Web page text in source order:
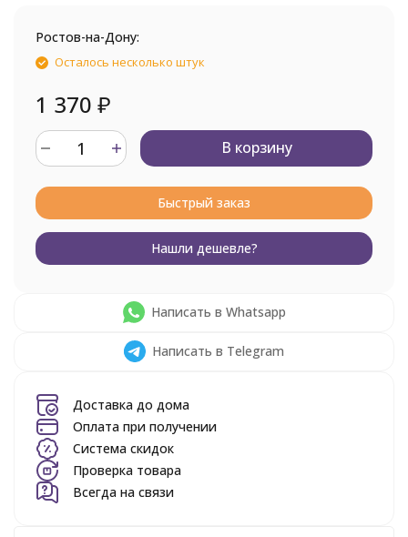
Ростов-на-Дону:
Осталось несколько штук
1 370 ₽
В корзину
Быстрый заказ
Нашли дешевле?
Написать в Whatsapp
Написать в Telegram
Доставка до дома
Оплата при получении
Система скидок
Проверка товара
Всегда на связи